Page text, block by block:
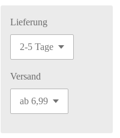
Lieferung
Versand